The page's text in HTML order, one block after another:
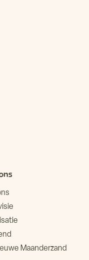
Maanderzand